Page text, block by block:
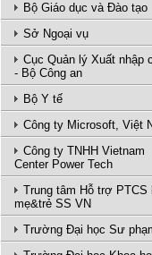
Bộ Giáo dục và Đào tạo
Sở Ngoại vụ
Cục Quản lý Xuất nhập
- Bộ Công an
Bộ Y tế
Công ty Microsoft, Việt
Công ty TNHH Vietnam
Center Power Tech
Trung tâm Hỗ trợ PTCS
mẹ&trẻ SS VN
Trường Đại học Sư